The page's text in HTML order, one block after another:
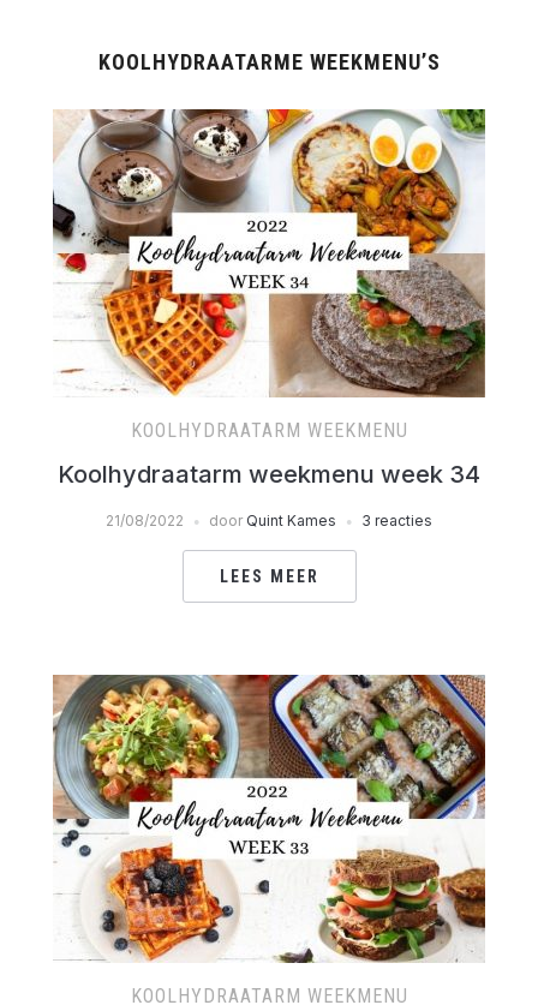
KOOLHYDRAATARME WEEKMENU’S
KOOLHYDRAATARM WEEKMENU
Koolhydraatarm weekmenu week 34
21/08/2022 door Quint Kames 3 reacties
LEES MEER
KOOLHYDRAATARM WEEKMENU